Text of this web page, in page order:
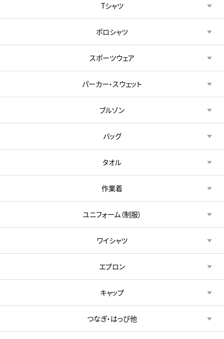
Tシャツ
ポロシャツ
スポーツウェア
パーカー・スウェット
ブルゾン
バッグ
タオル
作業着
ユニフォーム（制服）
ワイシャツ
エプロン
キャップ
つなぎ・はっぴ他